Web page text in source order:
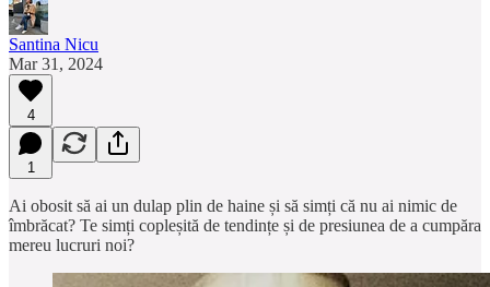
Santina Nicu
Mar 31, 2024
4
1
Ai obosit să ai un dulap plin de haine și să simți că nu ai nimic de
îmbrăcat? Te simți copleșită de tendințe și de presiunea de a cumpăra
mereu lucruri noi?